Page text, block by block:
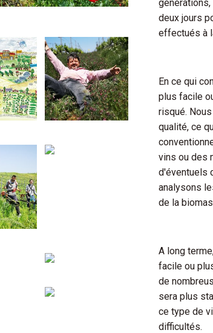
deux jours
effectués à
En ce qui
plus facile
risqué.
qualité, ce
vins ou des
d'éventuels
analysons
de la
A long
facile ou
de
sera plus
ce type de
difficultés.